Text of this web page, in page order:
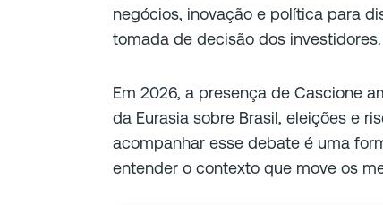
negócios, inovação e política para
tomada de decisão dos investidores.
Em 2026, a presença de Cascione
da Eurasia sobre Brasil, eleições e
acompanhar esse debate é uma
entender o contexto que move os